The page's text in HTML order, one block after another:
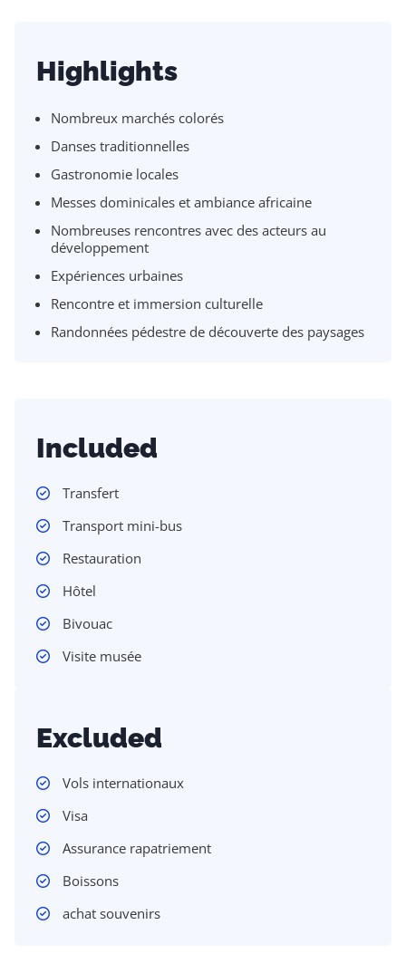
Highlights
Nombreux marchés colorés
Danses traditionnelles
Gastronomie locales
Messes dominicales et ambiance africaine
Nombreuses rencontres avec des acteurs au
développement
Expériences urbaines
Rencontre et immersion culturelle
Randonnées pédestre de découverte des paysages
Included
Transfert
Transport mini-bus
Restauration
Hôtel
Bivouac
Visite musée
Excluded
Vols internationaux
Visa
Assurance rapatriement
Boissons
achat souvenirs